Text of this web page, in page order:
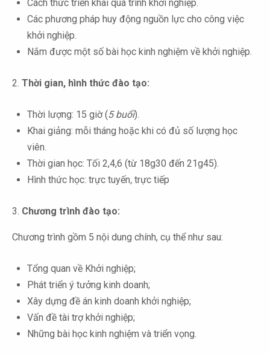
Cách thức triển khai quá trình khởi nghiệp.
Các phương pháp huy động nguồn lực cho công việc
khởi nghiệp.
Nắm được một số bài học kinh nghiệm về khởi nghiệp.
2. Thời gian, hình thức đào tạo:
Thời lượng: 15 giờ (5 buổi).
Khai giảng: mỗi tháng hoặc khi có đủ số lượng học
viên.
Thời gian học: Tối 2,4,6 (từ 18g30 đến 21g45).
Hình thức học: trực tuyến, trực tiếp
3. Chương trình đào tạo:
Chương trình gồm 5 nội dung chính, cụ thể như sau:
Tổng quan về Khởi nghiệp;
Phát triển ý tưởng kinh doanh;
Xây dựng đề án kinh doanh khởi nghiệp;
Vấn đề tài trợ khởi nghiệp;
Những bài học kinh nghiệm và triển vọng.